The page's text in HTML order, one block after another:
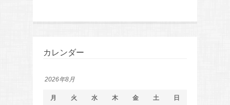
カレンダー
2026年8月
月 火 水 木 金 土 日